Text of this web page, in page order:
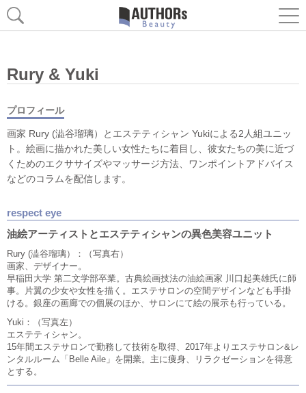
Rury & Yuki
プロフィール
画家 Rury (澁谷瑠璃）とエステティシャン Yukiによる2人組ユニッ
ト。絵画に描かれた美しい女性たちに着目し、彼女たちの美に近づ
くためのエクササイズやマッサージ方法、ワンポイントアドバイス
などのコラムを配信します。
respect eye
油絵アーティストとエステティシャンの異色美容ユニット
Rury (澁谷瑠璃）：（写真右）
画家、デザイナー。
早稲田大学 第二文学部卒業。古典絵画技法の油絵画家 川口起美雄氏に師
事。片翼の少女や女性を描く。エステサロンの空間デザインなども手掛
ける。銀座の画廊での個展のほか、サロンにて絵の展示も行っている。
Yuki：（写真左）
エステティシャン。
15年間エステサロンで勤務して技術を取得、2017年よりエステサロン&レ
ンタルルーム「Belle Aile」を開業。主に痩身、リラクゼーションを得意
とする。